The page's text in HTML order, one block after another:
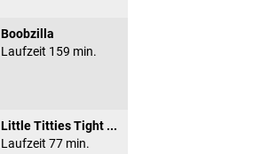
Boobzilla
Laufzeit 159 min.
Little Titties Tight ...
Laufzeit 77 min.